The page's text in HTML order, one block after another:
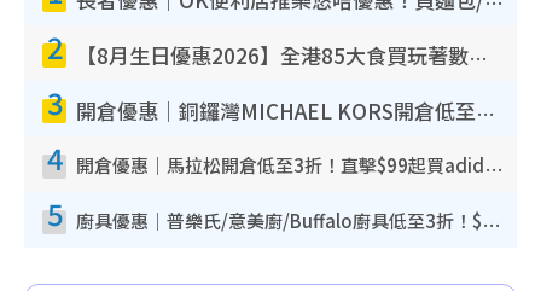
2 【8月生日優惠2026】全港85大食買玩著數攻略 自助餐/火鍋放題同行免費＋誠品/DONKI送現金券
3 開倉優惠｜銅鑼灣MICHAEL KORS開倉低至17折！直擊$500起買手袋/銀包/鞋款 必買經典Jet Set系列
4 開倉優惠｜馬拉松開倉低至3折！直擊$99起買adidas／New Balance／Puma鞋款 STANLEY保溫杯劈價至$119起
5 廚具優惠｜普樂氏/意美廚/Buffalo廚具低至3折！$89起買煎鍋／炒鑊／個人鍋 同場小家電激減至$99起